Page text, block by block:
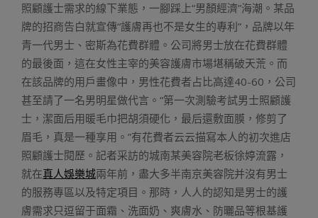
照顧護士需求的線下業態，一腳踩上“男顏經濟”海潮。某品
牌的招商告白就宣傳“護膚再也不是女生的專利”，品牌以年
青一代男士、密斯為花費群體。公司將男士放在花費群體
的最後面，這在女性主宰的美容護膚市場堪稱破天荒。而
在該品牌的用戶畫像中，男性花費者占比高達40-60，公司
甚至請了一名男明星做代言。“第一次測驗考試男士照顧護
士，潔面后用暖毛巾把胡須硬化，最后還敷面膜，修剪了
眉毛，真是一種享用。”有花費者云云描寫本人的初次進店
照顧護士閱歷。記者采訪的城南某美容院老板徐婷流露，
就在真人娛樂城兩年前，盡大多半南京美容院并沒有男士
的服務專區以及特定項目。那時，人人的認知是男士的護
膚需求只逗留于面霜、洗面奶、爽膚水、防曬品等根基護